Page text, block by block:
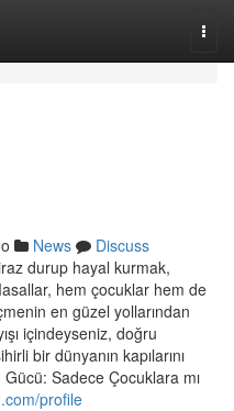
News
Discuss
durup hayal kurmak,
hem çocuklar hem de
en güzel yollarından
içindeyseniz, doğru
bir dünyanın kapılarını
Sadece Çocuklara mı
profile